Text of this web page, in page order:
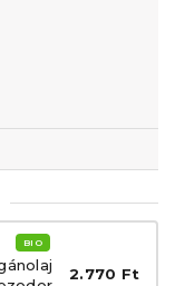
BIO
2.770 Ft